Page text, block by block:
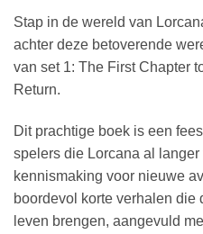
Stap in de wereld van
achter deze betoverende
van set 1: The First Chapter
Return.
Dit prachtige boek is een
spelers die Lorcana al
kennismaking voor nieuwe
boordevol korte verhalen die
leven brengen, aangevuld